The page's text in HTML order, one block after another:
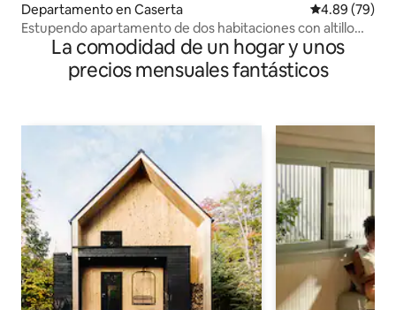
Departamento en Caserta Calificación
4.89 (79)
Estupendo apartamento de dos habitaciones con altillo
cerca del Palacio Real
La comodidad de un hogar y unos
precios mensuales fantásticos